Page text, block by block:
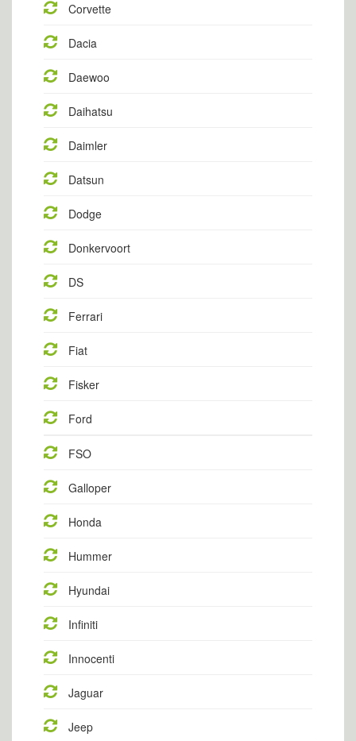
Corvette
Dacia
Daewoo
Daihatsu
Daimler
Datsun
Dodge
Donkervoort
DS
Ferrari
Fiat
Fisker
Ford
FSO
Galloper
Honda
Hummer
Hyundai
Infiniti
Innocenti
Jaguar
Jeep